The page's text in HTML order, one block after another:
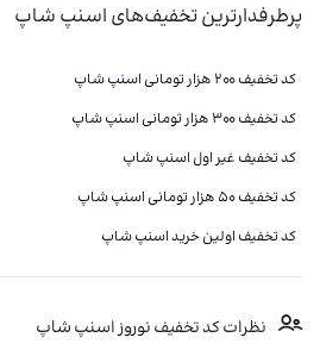
پرطرفدارترین تخفیف‌های اسنپ شاپ
کد تخفیف ۲۰۰ هزار تومانی اسنپ شاپ
کد تخفیف 300 هزار تومانی اسنپ شاپ
کد تخفیف غیر اول اسنپ شاپ
کد تخفیف ۵۰ هزار تومانی اسنپ شاپ
کد تخفیف اولین خرید اسنپ شاپ
نظرات کد تخفیف نوروز اسنپ شاپ